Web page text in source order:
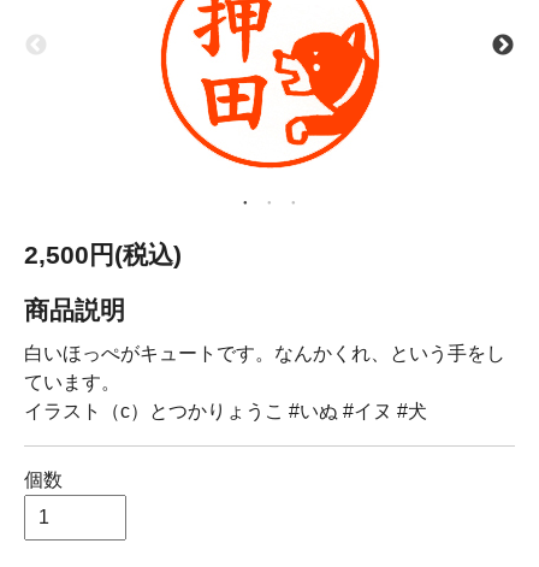
2,500円(税込)
商品説明
白いほっぺがキュートです。なんかくれ、という手をし
ています。
イラスト（c）とつかりょうこ #いぬ #イヌ #犬
個数